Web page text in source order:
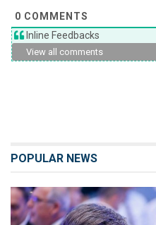
0 COMMENTS
Inline Feedbacks
View all comments
POPULAR NEWS